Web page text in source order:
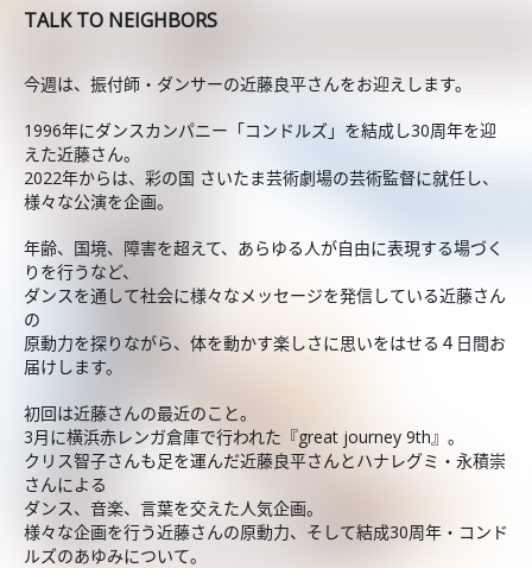
TALK TO NEIGHBORS
今週は、振付師・ダンサーの近藤良平さんをお迎えします。
1996年にダンスカンパニー「コンドルズ」を結成し30周年を迎
えた近藤さん。
2022年からは、彩の国 さいたま芸術劇場の芸術監督に就任し、
様々な公演を企画。
年齢、国境、障害を超えて、あらゆる人が自由に表現する場づく
りを行うなど、
ダンスを通して社会に様々なメッセージを発信している近藤さん
の
原動力を探りながら、体を動かす楽しさに思いをはせる４日間お
届けします。
初回は近藤さんの最近のこと。
3月に横浜赤レンガ倉庫で行われた『great journey 9th』。
クリス智子さんも足を運んだ近藤良平さんとハナレグミ・永積崇
さんによる
ダンス、音楽、言葉を交えた人気企画。
様々な企画を行う近藤さんの原動力、そして結成30周年・コンド
ルズのあゆみについて。